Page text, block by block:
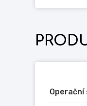
Operační